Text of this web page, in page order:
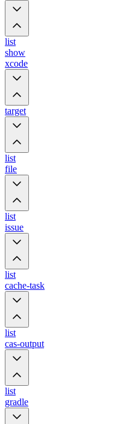
list
show
xcode
target
list
file
list
issue
list
cache-task
list
cas-output
list
gradle